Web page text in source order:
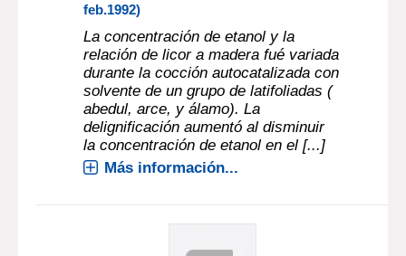
feb.1992)
La concentración de etanol y la
relación de licor a madera fué variada
durante la cocción autocatalizada con
solvente de un grupo de latifoliadas (
abedul, arce, y álamo). La
delignificación aumentó al disminuir
la concentración de etanol en el [...]
Más información...